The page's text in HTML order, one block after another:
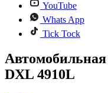
YouTube
Whats App
Tick Tock
DXL 4910L